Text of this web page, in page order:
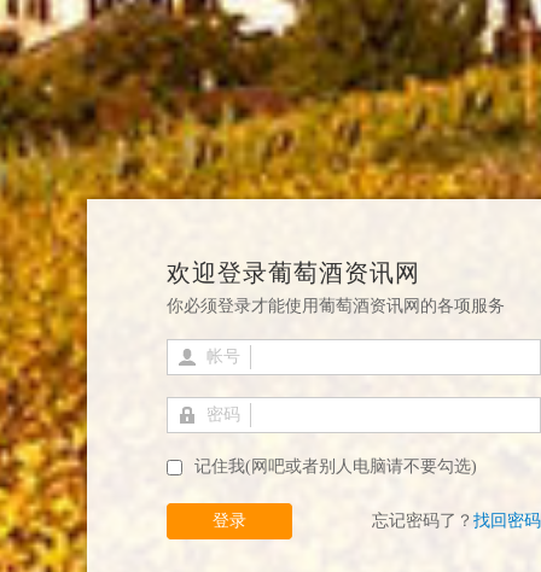
欢迎登录葡萄酒资讯网
你必须登录才能使用葡萄酒资讯网的各项服务
帐号
密码
记住我(网吧或者别人电脑请不要勾选)
登录 忘记密码了？ 找回密码